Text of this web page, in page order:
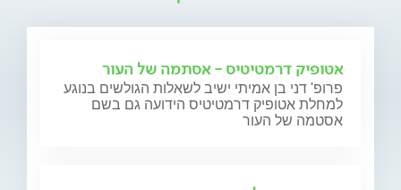
אטופיק דרמטיטיס - אסתמה של העור
פרופ' דני בן אמיתי ישיב לשאלות הגולשים בנוגע
למחלת אטופיק דרמטיטיס הידועה גם בשם
אסטמה של העור